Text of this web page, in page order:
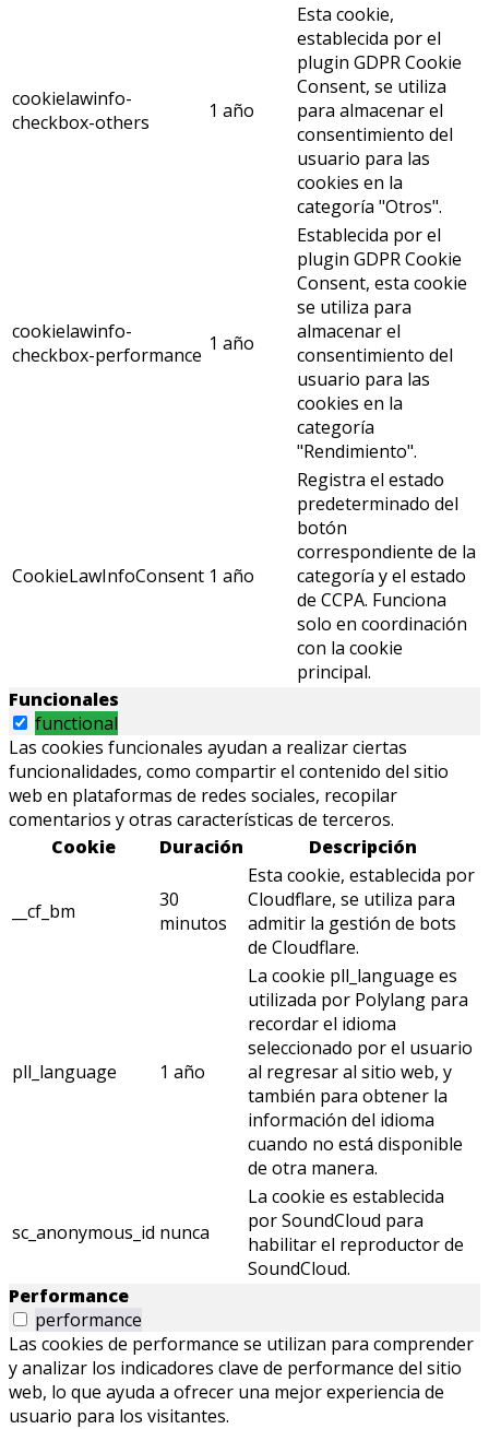
cookielawinfo-
checkbox-others
1 año
Esta cookie,
establecida por el
plugin GDPR Cookie
Consent, se utiliza
para almacenar el
consentimiento del
usuario para las
cookies en la
categoría "Otros".
cookielawinfo-
checkbox-performance 1 año
Establecida por el
plugin GDPR Cookie
Consent, esta cookie
se utiliza para
almacenar el
consentimiento del
usuario para las
cookies en la
categoría
"Rendimiento".
CookieLawInfoConsent 1 año
Registra el estado
predeterminado del
botón
correspondiente de la
categoría y el estado
de CCPA. Funciona
solo en coordinación
con la cookie
principal.
Funcionales
functional
Las cookies funcionales ayudan a realizar ciertas
funcionalidades, como compartir el contenido del sitio
web en plataformas de redes sociales, recopilar
comentarios y otras características de terceros.
Cookie
Duración Descripción
__cf_bm
30
minutos
Esta cookie, establecida por
Cloudflare, se utiliza para
admitir la gestión de bots
de Cloudflare.
pll_language 1 año
La cookie pll_language es
utilizada por Polylang para
recordar el idioma
seleccionado por el usuario
al regresar al sitio web, y
también para obtener la
información del idioma
cuando no está disponible
de otra manera.
sc_anonymous_id nunca
La cookie es establecida
por SoundCloud para
habilitar el reproductor de
SoundCloud.
Performance
performance
Las cookies de performance se utilizan para comprender
y analizar los indicadores clave de performance del sitio
web, lo que ayuda a ofrecer una mejor experiencia de
usuario para los visitantes.